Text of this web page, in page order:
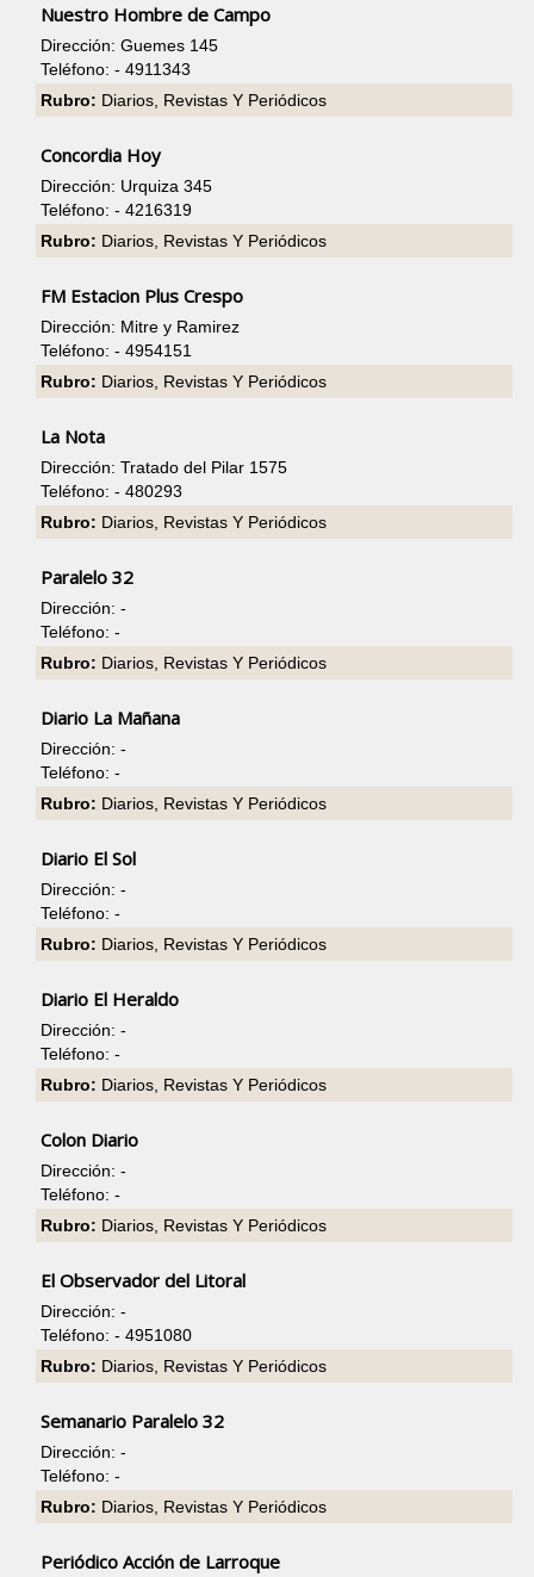
Nuestro Hombre de Campo
Dirección: Guemes 145
Teléfono: - 4911343
Rubro: Diarios, Revistas Y Periódicos
Concordia Hoy
Dirección: Urquiza 345
Teléfono: - 4216319
Rubro: Diarios, Revistas Y Periódicos
FM Estacion Plus Crespo
Dirección: Mitre y Ramirez
Teléfono: - 4954151
Rubro: Diarios, Revistas Y Periódicos
La Nota
Dirección: Tratado del Pilar 1575
Teléfono: - 480293
Rubro: Diarios, Revistas Y Periódicos
Paralelo 32
Dirección: -
Teléfono: -
Rubro: Diarios, Revistas Y Periódicos
Diario La Mañana
Dirección: -
Teléfono: -
Rubro: Diarios, Revistas Y Periódicos
Diario El Sol
Dirección: -
Teléfono: -
Rubro: Diarios, Revistas Y Periódicos
Diario El Heraldo
Dirección: -
Teléfono: -
Rubro: Diarios, Revistas Y Periódicos
Colon Diario
Dirección: -
Teléfono: -
Rubro: Diarios, Revistas Y Periódicos
El Observador del Litoral
Dirección: -
Teléfono: - 4951080
Rubro: Diarios, Revistas Y Periódicos
Semanario Paralelo 32
Dirección: -
Teléfono: -
Rubro: Diarios, Revistas Y Periódicos
Periódico Acción de Larroque